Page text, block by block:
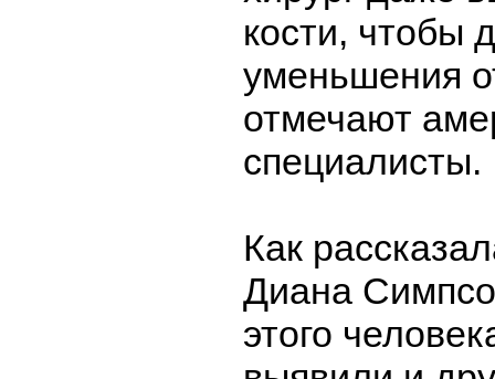
кости, чтобы
уменьшения
отмечают
специалисты.
Как
Диана
этого